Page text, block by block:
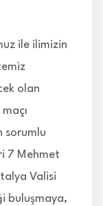
ile ilimizin
olan
sorumlu
7 Mehmet
Valisi
buluşmaya,